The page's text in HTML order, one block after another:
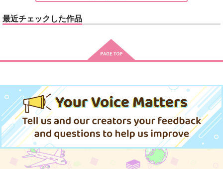
忠犬部下とツンデレ少尉 2
きみは最愛のステラ 上下巻 ミルクなきみとビターな彼 2
cloud nine(古川 慎盤)/古川慎 アイドルマスター SideM
MAMORU MIYANO ASIA LIV
E TOUR 2025-2026 ～VACATI
ONING!～/宮野真守
「40までにしたい10のこと2」
ドラマCD特装盤 (マンガ小冊
子セット)
最近チェックした作品